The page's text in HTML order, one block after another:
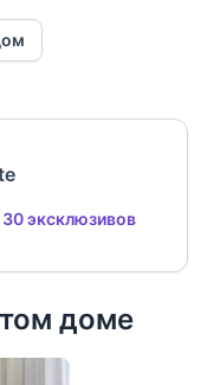
образ
Москвы.
проживания,
30 эксклюзивов
доме